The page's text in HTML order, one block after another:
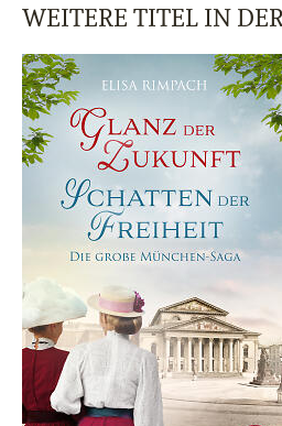
WEITERE TITEL IN